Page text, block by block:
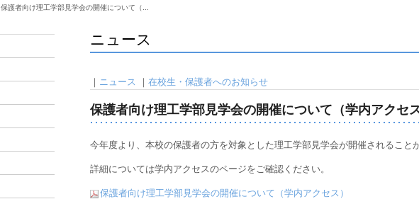
保護者向け理工学部見学会の開催について（...
ニュース
｜ ニュース ｜ 在校生・保護者へのお知らせ
保護者向け理工学部見学会の開催について（学内アクセ
今年度より、本校の保護者の方を対象とした理工学部見学会が開催されること
詳細については学内アクセスのページをご確認ください。
保護者向け理工学部見学会の開催について（学内アクセス）